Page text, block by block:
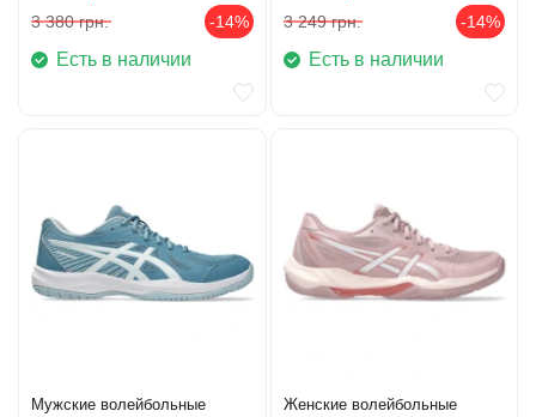
3 380 грн. -14%
Есть в наличии
3 249 грн. -14%
Есть в наличии
Мужские волейбольные
Женские волейбольные